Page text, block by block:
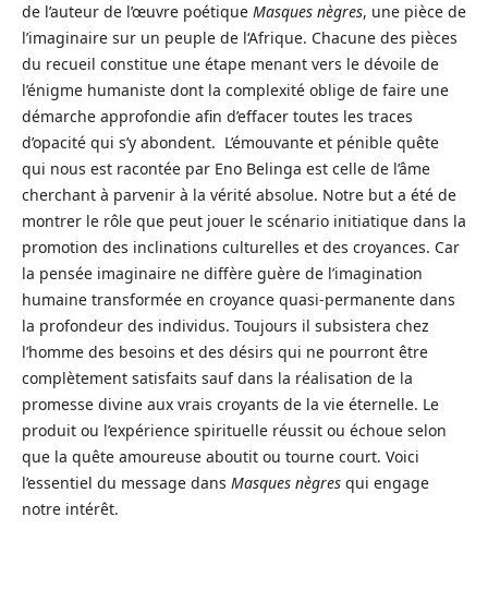
de l’auteur de l’œuvre poétique Masques nègres, une pièce de
l’imaginaire sur un peuple de l‘Afrique. Chacune des pièces
du recueil constitue une étape menant vers le dévoile de
l’énigme humaniste dont la complexité oblige de faire une
démarche approfondie afin d’effacer toutes les traces
d’opacité qui s’y abondent. L’émouvante et pénible quête
qui nous est racontée par Eno Belinga est celle de l’âme
cherchant à parvenir à la vérité absolue. Notre but a été de
montrer le rôle que peut jouer le scénario initiatique dans la
promotion des inclinations culturelles et des croyances. Car
la pensée imaginaire ne diffère guère de l’imagination
humaine transformée en croyance quasi-permanente dans
la profondeur des individus. Toujours il subsistera chez
l’homme des besoins et des désirs qui ne pourront être
complètement satisfaits sauf dans la réalisation de la
promesse divine aux vrais croyants de la vie éternelle. Le
produit ou l’expérience spirituelle réussit ou échoue selon
que la quête amoureuse aboutit ou tourne court. Voici
l’essentiel du message dans Masques nègresqui engage
notre intérêt.